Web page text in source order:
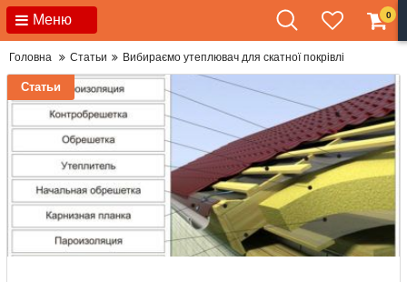
Меню 0
Головна Статьи Вибираємо утеплювач для скатної покрівлі
Статьи